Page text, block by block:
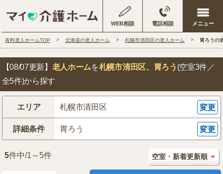
WEB相談 電話相談
有料老人ホームTOP 北海道の老人ホーム 札幌市清田区の老人ホーム 胃ろうの
【08/07更新】 老人ホームを札幌市清田区、胃ろう (空室3件／
全5件)から探す
エリア 札幌市清田区 変更
詳細条件 胃ろう 変更
5件中/1～5件